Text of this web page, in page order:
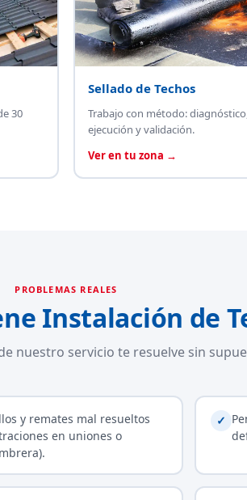
30
Sellado de Techos
Trabajo con método:
ejecución y validación.
Ver en tu zona →
PROBLEMAS REALES
Instalación de
nuestro servicio te resuelve sin
y remates mal resueltos
en uniones o
✓